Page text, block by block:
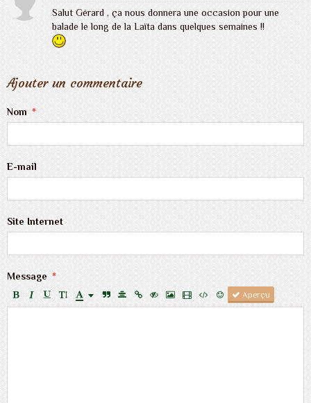
Salut Gérard , ça nous donnera une occasion pour une
balade le long de la Laïta dans quelques semaines !!
Ajouter un commentaire
Nom
E-mail
Site Internet
Message
Aperçu